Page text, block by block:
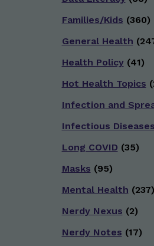
Families/Kids (360)
General Health
Health Policy(41)
Hot Health Topics
Infection and
Infectious Diseases
Long COVID (35)
Masks (95)
Mental Health (237)
Nerdy Nexus (2)
Nerdy Notes (17)